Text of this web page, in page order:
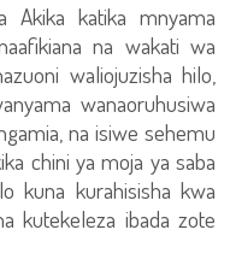
Akika katika mnyama
na wakati wa
waliojuzisha hilo,
wanaoruhusiwa
na isiwe sehemu
chini ya moja ya saba
kuna kurahisisha kwa
kutekeleza ibada zote